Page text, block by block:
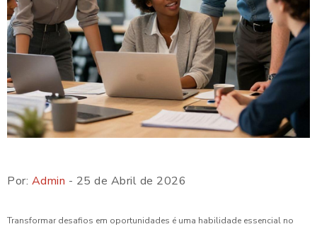
Por: Admin - 25 de Abril de 2026
Transformar desafios em oportunidades é uma habilidade essencial no